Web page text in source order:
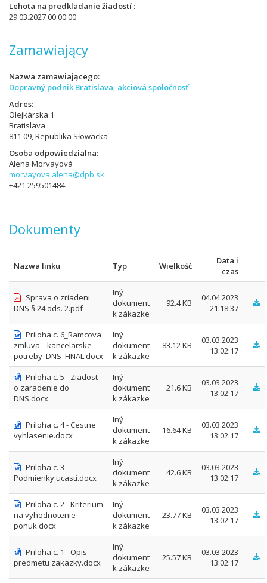
Lehota na predkladanie žiadostí
29.03.2027 00:00:00
Zamawiający
Nazwa zamawiającego
Dopravný podnik Bratislava, akciová spoločnosť
Adres
Olejkárska 1
Bratislava
811 09, Republika Słowacka
Osoba odpowiedzialna
Alena Morvayová
morvayova.alena@dpb.sk
+421 259501484
Dokumenty
Nazwa linku Typ Wielkość
Data i
czas
Sprava o zriadeni
DNS § 24 ods. 2.pdf
Iný
dokument
k zákazke
92.4 KB
04.04.2023
21:18:37
Priloha c. 6_Ramcova
zmluva _ kancelarske
potreby_DNS_FINAL.docx
Iný
dokument
k zákazke
83.12 KB
03.03.2023
13:02:17
Priloha c. 5 - Ziadost
o zaradenie do
DNS.docx
Iný
dokument
k zákazke
21.6 KB
03.03.2023
13:02:17
Priloha c. 4 - Cestne
vyhlasenie.docx
Iný
dokument
k zákazke
16.64 KB
03.03.2023
13:02:17
Priloha c. 3 -
Podmienky ucasti.docx
Iný
dokument
k zákazke
42.6 KB
03.03.2023
13:02:17
Priloha c. 2 - Kriterium
na vyhodnotenie
ponuk.docx
Iný
dokument
k zákazke
23.77 KB
03.03.2023
13:02:17
Priloha c. 1 - Opis
predmetu zakazky.docx
Iný
dokument
k zákazke
25.57 KB
03.03.2023
13:02:17